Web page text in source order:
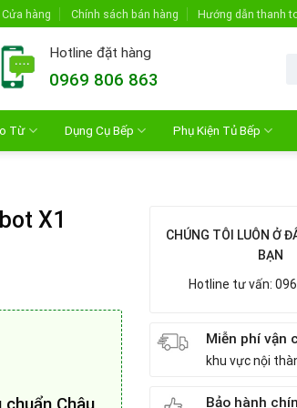
Cửa hàng Chính sách bán hàng Hướng dẫn thanh
Hotline đặt hàng
0969 806 863
Từ Dụng Cụ Bếp Phụ Kiện Tủ Bếp
X1
CHÚNG TÔI LUÔN Ở
BẠN
Hotline tư vấn:
Miễn phí vận
khu vực nội
Bảo hành